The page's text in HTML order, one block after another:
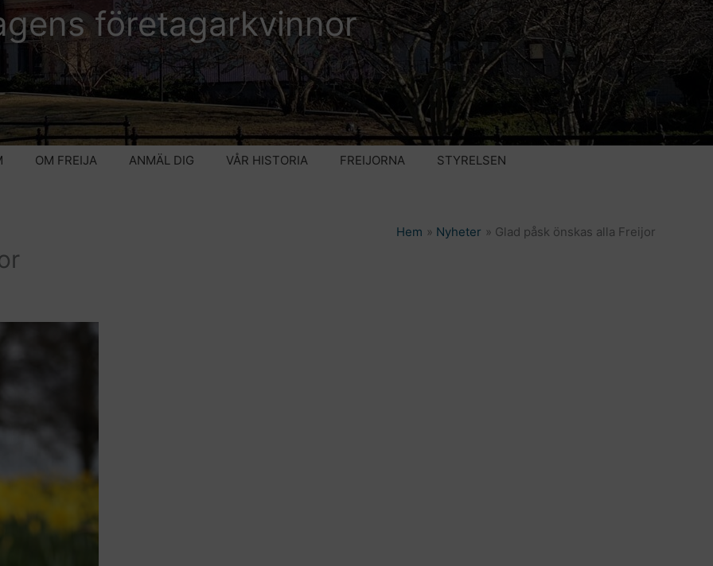
företagarkvinnor
OM FREIJA ANMÄL DIG VÅR HISTORIA FREIJORNA STYRELSEN
Hem Nyheter Glad påsk önskas alla Freijor